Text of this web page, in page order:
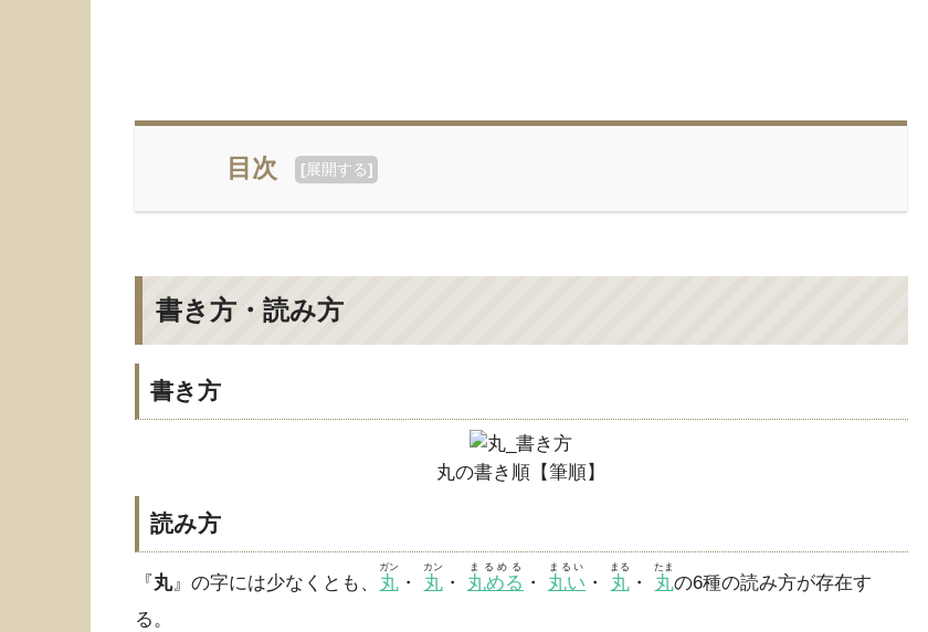
目次 [展開する]
書き方・読み方
書き方
丸の書き順【筆順】
読み方
『丸』の字には少なくとも、 丸
ガン
・ 丸
カン
・ 丸める
まるめる
・ 丸い
まるい
・ 丸
まる
・ 丸
たま
の6種の読み方が存在す
る。